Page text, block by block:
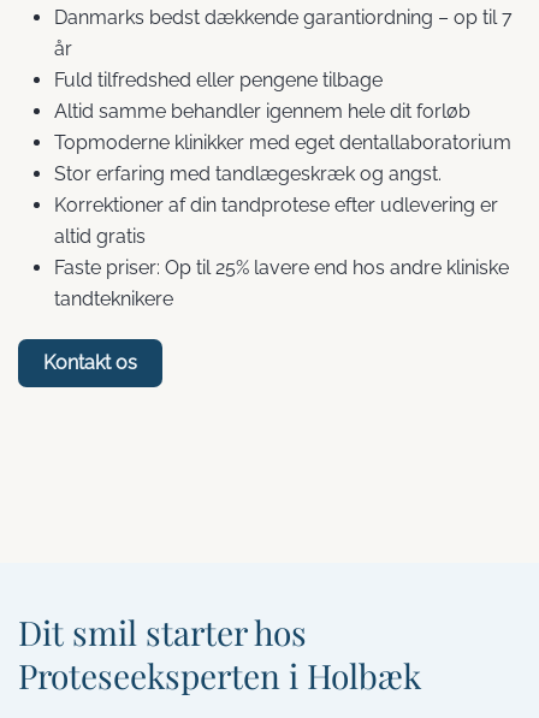
Danmarks bedst dækkende garantiordning – op til 7
år
Fuld tilfredshed eller pengene tilbage
Altid samme behandler igennem hele dit forløb
Topmoderne klinikker med eget dentallaboratorium
Stor erfaring med tandlægeskræk og angst.
Korrektioner af din tandprotese efter udlevering er
altid gratis
Faste priser: Op til 25% lavere end hos andre kliniske
tandteknikere
Kontakt os
Dit smil starter hos
Proteseeksperten i Holbæk